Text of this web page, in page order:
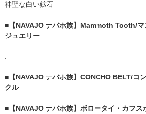
神聖な白い鉱石
■【NAVAJO ナバホ族】Mammoth Tooth/マ
ジュエリー
■【NAVAJO ナバホ族】CONCHO BELT/コ
クル
■【NAVAJO ナバホ族】ボロータイ・カフス